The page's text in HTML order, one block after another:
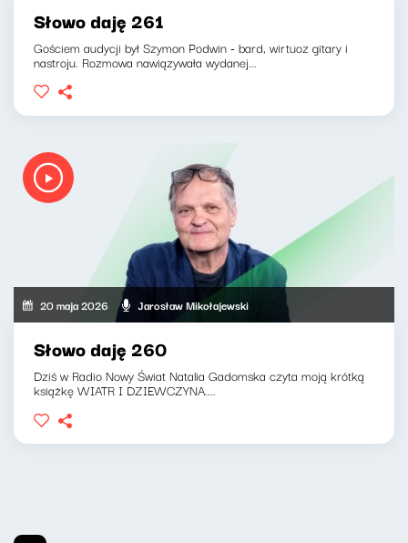
Słowo daję 261
Gościem audycji był Szymon Podwin - bard, wirtuoz gitary i
nastroju. Rozmowa nawiązywała wydanej...
20 maja 2026 Jarosław Mikołajewski
Słowo daję 260
Dziś w Radio Nowy Świat Natalia Gadomska czyta moją krótką
książkę WIATR I DZIEWCZYNA....